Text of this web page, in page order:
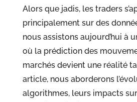
Alors que jadis, les traders
principalement sur des
nous assistons aujourd’hui à
où la prédiction des
marchés devient une réalité
article, nous aborderons
algorithmes, leurs impacts